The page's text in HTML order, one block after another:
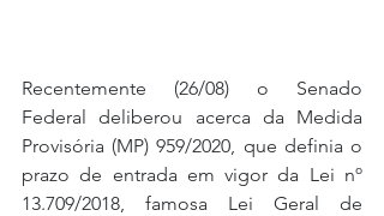
Recentemente (26/08) o Senado
Federal deliberou acerca da Medida
Provisória (MP) 959/2020, que definia o
prazo de entrada em vigor da Lei nº
13.709/2018, famosa Lei Geral de